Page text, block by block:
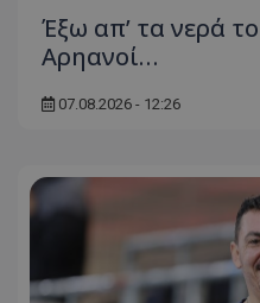
Έξω απ’ τα νερά
Αρηανοί…
07.08.2026 - 12:26